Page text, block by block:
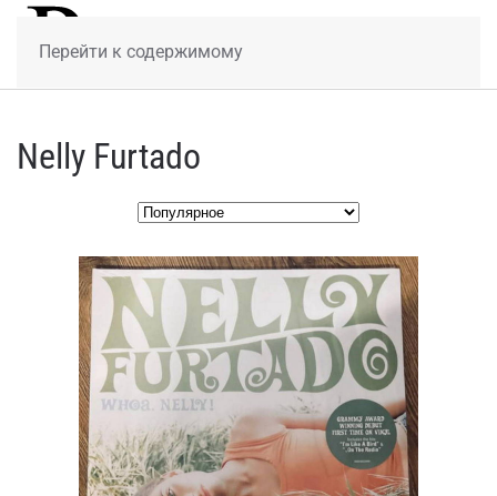
Перейти к содержимому
Nelly Furtado